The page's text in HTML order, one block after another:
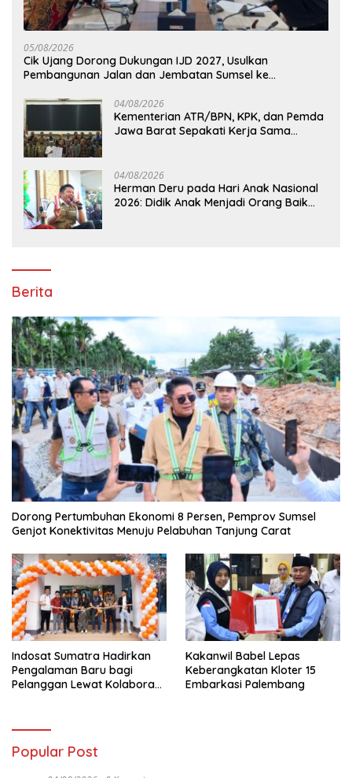
05/08/2026
Cik Ujang Dorong Dukungan IJD 2027, Usulkan
Pembangunan Jalan dan Jembatan Sumsel ke
04/08/2026
Kementerian ATR/BPN, KPK, dan Pemda
Jawa Barat Sepakati Kerja Sama
04/08/2026
Herman Deru pada Hari Anak Nasional
2026: Didik Anak Menjadi Orang Baik
Berita
Dorong Pertumbuhan Ekonomi 8 Persen, Pemprov Sumsel
Genjot Konektivitas Menuju Pelabuhan Tanjung Carat
Indosat Sumatra Hadirkan
Pengalaman Baru bagi
Pelanggan Lewat Kolaborasi
Kakanwil Babel Lepas
Keberangkatan Kloter 15
Embarkasi Palembang
Popular Post